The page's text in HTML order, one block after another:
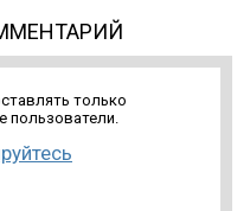
только
пользователи.